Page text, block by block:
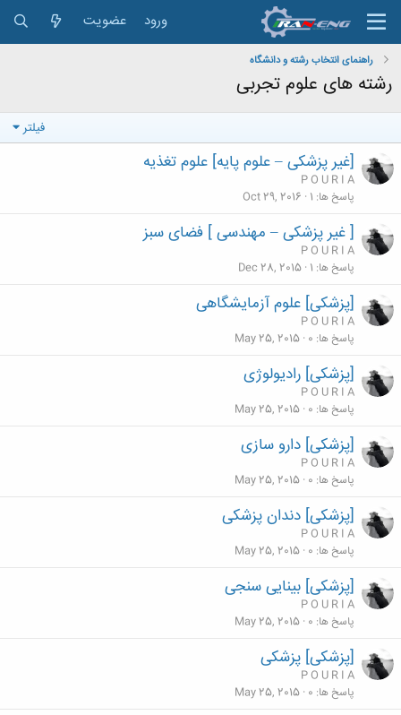
ورود عضویت
راهنمای انتخاب رشته و دانشگاه
رشته های علوم تجربی
فیلتر
[غیر پزشکی – علوم پایه] علوم تغذیه
P O U R I A
پاسخ ها 1
Oct 29, 2016
[ غیر پزشکی – مهندسی ] فضای سبز
P O U R I A
پاسخ ها 1
Dec 28, 2015
[پزشکی] علوم آزمایشگاهی
P O U R I A
پاسخ ها 0
May 25, 2015
[پزشکی] رادیولوژی
P O U R I A
پاسخ ها 0
May 25, 2015
[پزشکی] دارو سازی
P O U R I A
پاسخ ها 0
May 25, 2015
[پزشکی] دندان پزشکی
P O U R I A
پاسخ ها 0
May 25, 2015
[پزشکی] بینایی سنجی
P O U R I A
پاسخ ها 0
May 25, 2015
[پزشکی] پزشکی
P O U R I A
پاسخ ها 0
May 25, 2015